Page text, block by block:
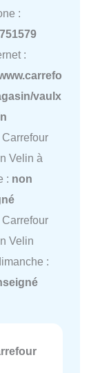
:
:
vaulx
Velin à
: non
Velin
: